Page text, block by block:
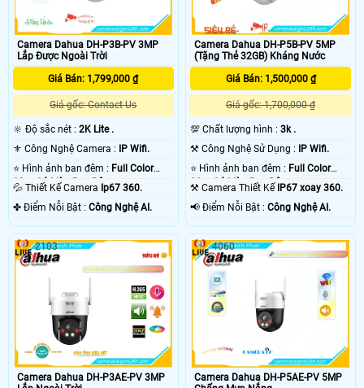
Camera Dahua DH-P3B-PV 3MP
Lắp Được Ngoài Trời
Giá Bán: 1,799,000 ₫
Giá gốc: Contact Us
🔆 Độ sắc nét : 2K Lite .
⚜️ Công Nghệ Camera : IP Wifi.
⭐ Hình ảnh ban đêm : Full Color
30m Có Màu Ban Ðêm.
💦 Thiết Kế Camera Ip67 360.
️✤ Điểm Nỗi Bật : Công Nghệ AI.
Camera Dahua DH-P5B-PV 5MP
(Tặng Thẻ 32GB) Kháng Nước
Giá Bán: 1,500,000 ₫
Giá gốc: 1,700,000 ₫
💯 Chất lượng hình :3k .
⚒ Công Nghệ Sử Dụng : IP Wifi.
⭐ Hình ảnh ban đêm : Full Color
30m Có Màu Ban Ðêm.
⚒ Camera Thiết Kế IP67 xoay 360.
️📢 Điểm Nỗi Bật :Công Nghệ AI.
Camera Dahua DH-P3AE-PV 3MP
2103
Camera Dahua DH-P5AE-PV 5MP
4060